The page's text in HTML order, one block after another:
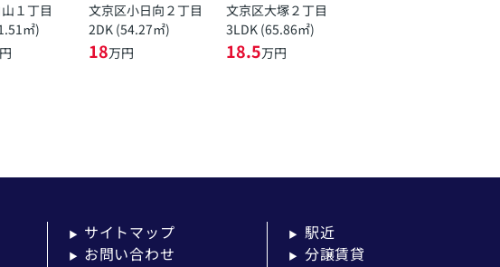
１丁目
㎡)
文京区小日向２丁目
2DK (54.27㎡)
18万円
文京区大塚２丁目
3LDK (65.86㎡)
18.5万円
▶ サイトマップ
▶ お問い合わせ
▶ 駅近
▶ 分譲賃貸